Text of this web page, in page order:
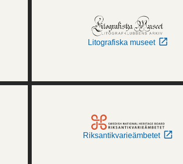
Litografiska museet
Riksantikvarieämbetet